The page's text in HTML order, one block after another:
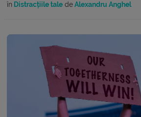
în Distracțiile tale deAlexandru Anghel